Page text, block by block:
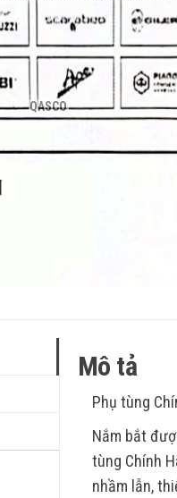
QASCO
Mô tả
Phụ tùng
Nắm bắt
tùng Chính
nhầm lẫn,